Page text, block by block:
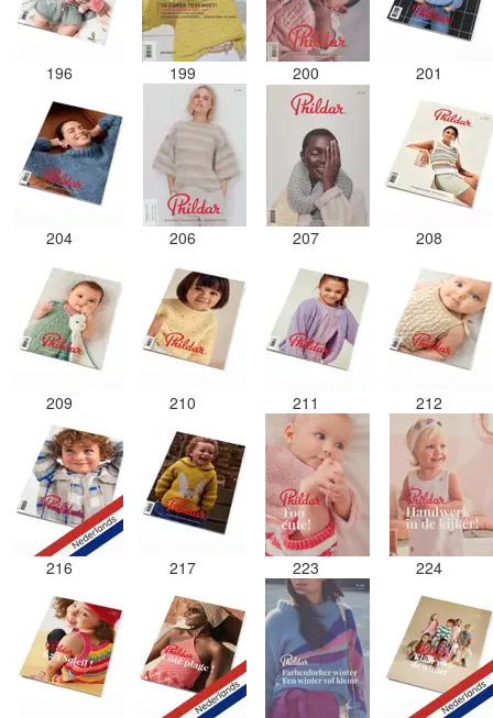
196 199 200 201
204 206 207 208
209 210 211 212
216 217 223 224